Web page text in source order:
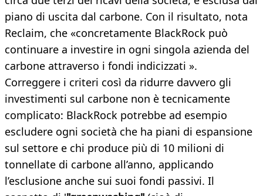
piano di uscita dal carbone. Con il risultato, nota
Reclaim, che «concretamente BlackRock può
continuare a investire in ogni singola azienda del
carbone attraverso i fondi indicizzati ».
Correggere i criteri così da ridurre davvero gli
investimenti sul carbone non è tecnicamente
complicato: BlackRock potrebbe ad esempio
escludere ogni società che ha piani di espansione
sul settore e chi produce più di 10 milioni di
tonnellate di carbone all’anno, applicando
l’esclusione anche sui suoi fondi passivi. Il